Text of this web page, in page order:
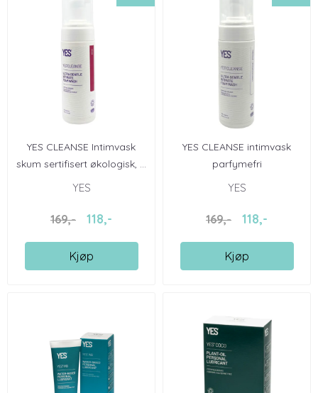
YES CLEANSE Intimvask
skum sertifisert økologisk, ...
YES
169,- 118,-
Kjøp
YES CLEANSE intimvask
parfymefri
YES
169,- 118,-
Kjøp